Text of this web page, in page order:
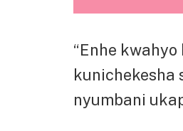
“Enhe
kunichekesha
nyumbani